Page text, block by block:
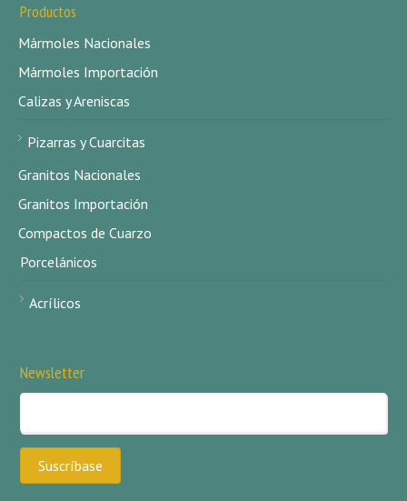
Productos
Mármoles Nacionales
Mármoles Importación
Calizas y Areniscas
Pizarras y Cuarcitas
Granitos Nacionales
Granitos Importación
Compactos de Cuarzo
Porcelánicos
Acrílicos
Newsletter